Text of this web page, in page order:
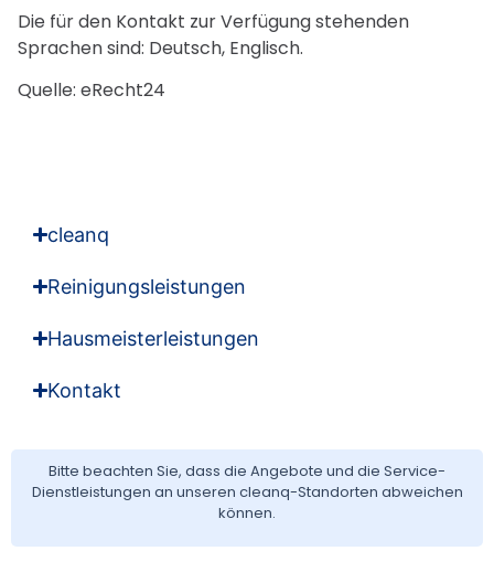
Die für den Kontakt zur Verfügung stehenden
Sprachen sind: Deutsch, Englisch.
Quelle: eRecht24
cleanq
Reinigungsleistungen
Hausmeisterleistungen
Kontakt
Bitte beachten Sie, dass die Angebote und die Service-
Dienstleistungen an unseren cleanq-Standorten abweichen
können.